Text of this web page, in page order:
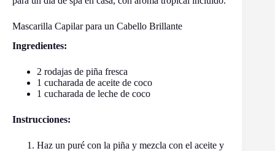
Mascarilla Capilar para un Cabello Brillante
Ingredientes:
2 rodajas de piña fresca
1 cucharada de aceite de coco
1 cucharada de leche de coco
Instrucciones:
Haz un puré con la piña y mezcla con el aceite y